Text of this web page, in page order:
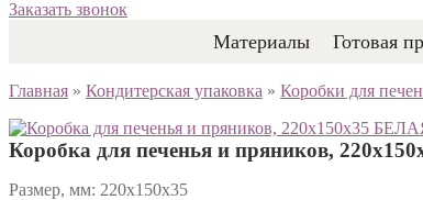
Заказать звонок
Материалы Готовая
Главная » Кондитерская упаковка » Коробки для
Коробка для печенья и пряников,
Размер, мм: 220х150х35